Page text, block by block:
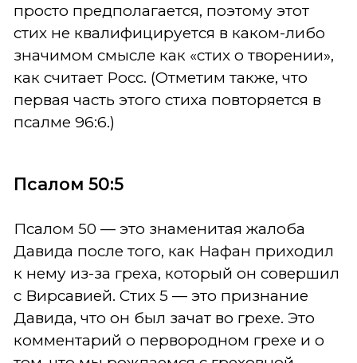
просто предполагается, поэтому этот
стих не квалифицируется в каком-либо
значимом смысле как «стих о творении»,
как считает Росс. (Отметим также, что
первая часть этого стиха повторяется в
псалме 96:6.)
Псалом 50:5
Псалом 50 — это знаменитая жалоба
Давида после того, как Нафан приходил
к нему из-за греха, который он совершил
с Вирсавией. Стих 5 — это признание
Давида, что он был зачат во грехе. Это
комментарий о первородном грехе и о